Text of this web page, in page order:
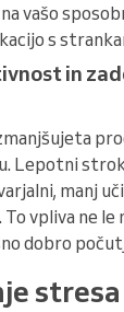
vašo
s
in
Lepotni
manj
vpliva ne le
dobro